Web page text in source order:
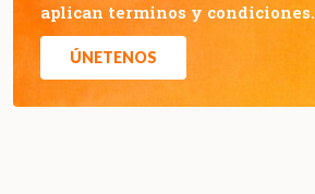
aplican terminos y condiciones.
ÚNETENOS